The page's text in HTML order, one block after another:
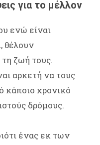
για το μέλλον
ενώ είναι
θέλουν
ζωή τους.
αρκετή να τους
κάποιο χρονικό
δρόμους.
ένας εκ των